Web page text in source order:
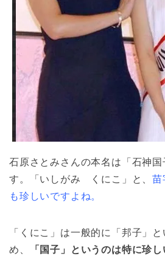
石原さとみさんの本名は「石神国
す。「いしがみ くにこ」と、苗
も珍しいですよね。
「くにこ」は一般的に「邦子」
め、
「国子」というのは特に珍し